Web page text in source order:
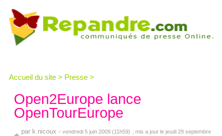
Accueil du site > Presse >
Open2Europe lance
OpenTourEurope
par k.nicoux - vendredi 5 juin 2009 (11h59)
, mis a jour le jeudi 29 septembre